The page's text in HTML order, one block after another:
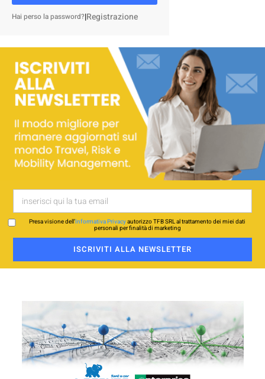
Hai perso la password?|Registrazione
Presa visione dell’Informativa Privacyautorizzo TFB SRL al trattamento dei miei dati
personali per finalità di marketing
ISCRIVITI ALLA NEWSLETTER